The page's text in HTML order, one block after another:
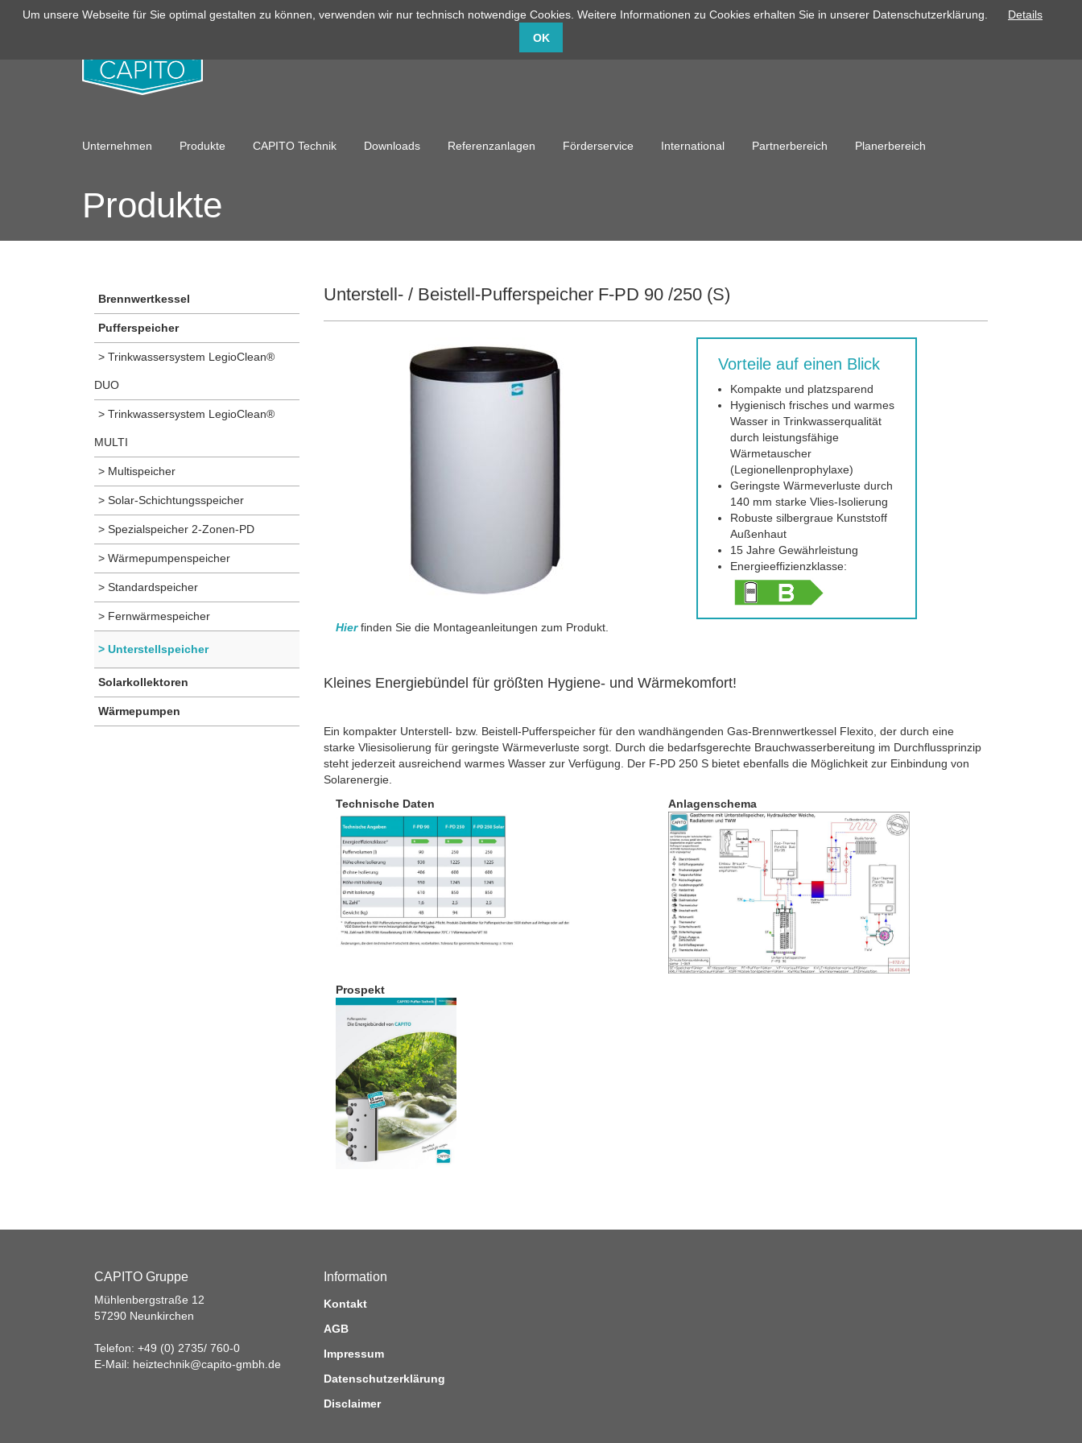
info@capito-gmbh.de 02735 / 760-0
Unternehmen Produkte CAPITO Technik Downloads Referenzanlagen Förderservice International Partnerbereich Planerbereich
Produkte
Brennwertkessel
Pufferspeicher
> Trinkwassersystem LegioClean®
DUO
> Trinkwassersystem LegioClean®
MULTI
> Multispeicher
> Solar-Schichtungsspeicher
> Spezialspeicher 2-Zonen-PD
> Wärmepumpenspeicher
> Standardspeicher
> Fernwärmespeicher
> Unterstellspeicher
Solarkollektoren
Wärmepumpen
Unterstell- / Beistell-Pufferspeicher F-PD 90 /250 (S)
Vorteile auf einen Blick
Kompakte und platzsparend
Hygienisch frisches und warmes
Wasser in Trinkwasserqualität
durch leistungsfähige
Wärmetauscher
(Legionellenprophylaxe)
Geringste Wärmeverluste durch
140 mm starke Vlies-Isolierung
Robuste silbergraue Kunststoff
Außenhaut
15 Jahre Gewährleistung
Energieeffizienzklasse:
Hier finden Sie die Montageanleitungen zum Produkt.
Kleines Energiebündel für größten Hygiene- und Wärmekomfort!
Ein kompakter Unterstell- bzw. Beistell-Pufferspeicher für den wandhängenden Gas-Brennwertkessel Flexito, der durch eine
starke Vliesisolierung für geringste Wärmeverluste sorgt. Durch die bedarfsgerechte Brauchwasserbereitung im Durchflussprinzip
steht jederzeit ausreichend warmes Wasser zur Verfügung. Der F-PD 250 S bietet ebenfalls die Möglichkeit zur Einbindung von
Solarenergie.
Technische Daten
Anlagenschema
Prospekt
CAPITO Gruppe
Mühlenbergstraße 12
57290 Neunkirchen
Telefon: +49 (0) 2735/ 760-0
E-Mail: heiztechnik@capito-gmbh.de
Information
Kontakt
AGB
Impressum
Datenschutzerklärung
Disclaimer
Um unsere Webseite für Sie optimal gestalten zu können, verwenden wir nur technisch notwendige Cookies. Weitere Informationen zu Cookies erhalten Sie in unserer Datenschutzerklärung.
Details
OK